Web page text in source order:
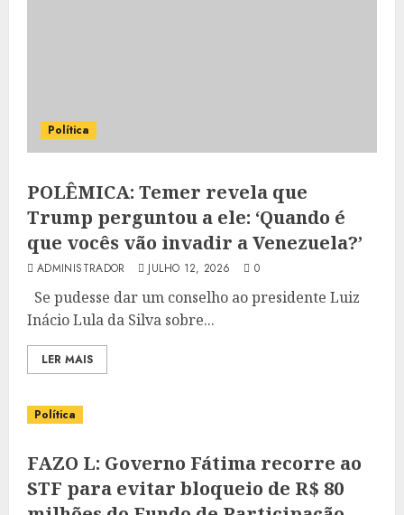
Política
POLÊMICA: Temer revela que
Trump perguntou a ele: ‘Quando é
que vocês vão invadir a Venezuela?’
ADMINISTRADOR JULHO 12, 2026 0
Se pudesse dar um conselho ao presidente Luiz
Inácio Lula da Silva sobre...
LER MAIS
Política
FAZO L: Governo Fátima recorre ao
STF para evitar bloqueio de R$ 80